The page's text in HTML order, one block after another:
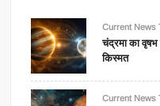
Current News
चंद्रमा का वृषभ
किस्मत
Current News